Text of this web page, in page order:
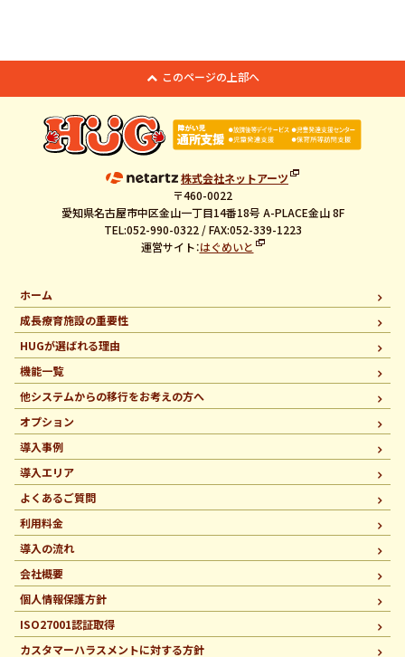
このページの上部へ
株式会社ネットアーツ
〒460-0022
愛知県名古屋市中区金山一丁目14番18号 A-PLACE金山 8F
TEL:052-990-0322 / FAX:052-339-1223
運営サイト：はぐめいと
ホーム
成長療育施設の重要性
HUGが選ばれる理由
機能一覧
他システムからの移行をお考えの方へ
オプション
導入事例
導入エリア
よくあるご質問
利用料金
導入の流れ
会社概要
個人情報保護方針
ISO27001認証取得
カスタマーハラスメントに対する方針